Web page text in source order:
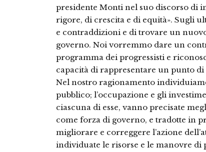
presidente Monti nel suo discorso di
rigore, di crescita e di equità». Sugli
e contraddizioni e di trovare un
governo. Noi vorremmo dare un
programma dei progressisti e
capacità di rappresentare un punto
Nel nostro ragionamento
pubblico; l’occupazione e gli
ciascuna di esse, vanno precisate
come forza di governo, e tradotte in
migliorare e correggere l’azione
individuate le risorse e le manovre